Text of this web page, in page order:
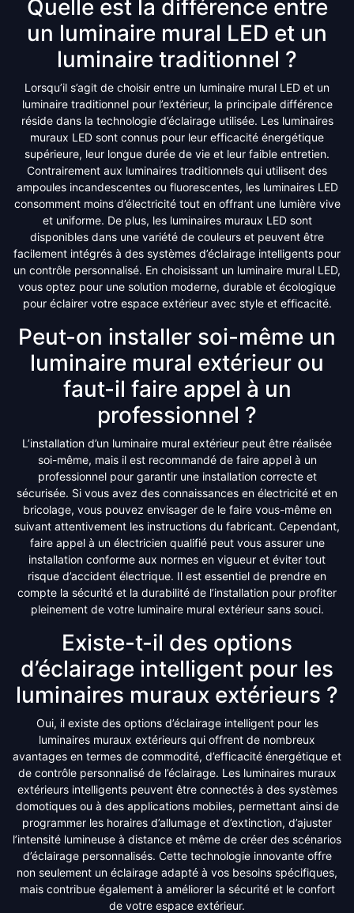
Quelle est la différence entre
un luminaire mural LED et un
luminaire traditionnel ?
Lorsqu’il s’agit de choisir entre un luminaire mural LED et un
luminaire traditionnel pour l’extérieur, la principale différence
réside dans la technologie d’éclairage utilisée. Les luminaires
muraux LED sont connus pour leur efficacité énergétique
supérieure, leur longue durée de vie et leur faible entretien.
Contrairement aux luminaires traditionnels qui utilisent des
ampoules incandescentes ou fluorescentes, les luminaires LED
consomment moins d’électricité tout en offrant une lumière vive
et uniforme. De plus, les luminaires muraux LED sont
disponibles dans une variété de couleurs et peuvent être
facilement intégrés à des systèmes d’éclairage intelligents pour
un contrôle personnalisé. En choisissant un luminaire mural LED,
vous optez pour une solution moderne, durable et écologique
pour éclairer votre espace extérieur avec style et efficacité.
Peut-on installer soi-même un
luminaire mural extérieur ou
faut-il faire appel à un
professionnel ?
L’installation d’un luminaire mural extérieur peut être réalisée
soi-même, mais il est recommandé de faire appel à un
professionnel pour garantir une installation correcte et
sécurisée. Si vous avez des connaissances en électricité et en
bricolage, vous pouvez envisager de le faire vous-même en
suivant attentivement les instructions du fabricant. Cependant,
faire appel à un électricien qualifié peut vous assurer une
installation conforme aux normes en vigueur et éviter tout
risque d’accident électrique. Il est essentiel de prendre en
compte la sécurité et la durabilité de l’installation pour profiter
pleinement de votre luminaire mural extérieur sans souci.
Existe-t-il des options
d’éclairage intelligent pour les
luminaires muraux extérieurs ?
Oui, il existe des options d’éclairage intelligent pour les
luminaires muraux extérieurs qui offrent de nombreux
avantages en termes de commodité, d’efficacité énergétique et
de contrôle personnalisé de l’éclairage. Les luminaires muraux
extérieurs intelligents peuvent être connectés à des systèmes
domotiques ou à des applications mobiles, permettant ainsi de
programmer les horaires d’allumage et d’extinction, d’ajuster
l’intensité lumineuse à distance et même de créer des scénarios
d’éclairage personnalisés. Cette technologie innovante offre
non seulement un éclairage adapté à vos besoins spécifiques,
mais contribue également à améliorer la sécurité et le confort
de votre espace extérieur.